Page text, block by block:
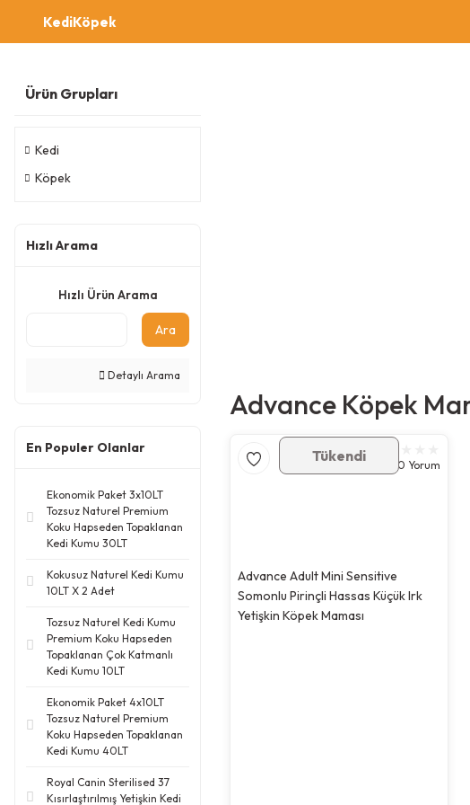
KediKöpek
Ürün Grupları
Kedi
Köpek
Hızlı Arama
Hızlı Ürün Arama
Ara
Detaylı Arama
En Populer Olanlar
Ekonomik Paket 3x10LT
Tozsuz Naturel Premium
Koku Hapseden Topaklanan
Kedi Kumu 30LT
Kokusuz Naturel Kedi Kumu
10LT X 2 Adet
Tozsuz Naturel Kedi Kumu
Premium Koku Hapseden
Topaklanan Çok Katmanlı
Kedi Kumu 10LT
Ekonomik Paket 4x10LT
Tozsuz Naturel Premium
Koku Hapseden Topaklanan
Kedi Kumu 40LT
Royal Canin Sterilised 37
Kısırlaştırılmış Yetişkin Kedi
Advance Köpek
0 Yorum
Tükendi
Advance Adult Mini Sensitive
Somonlu Pirinçli Hassas Küçük Irk
Yetişkin Köpek Maması